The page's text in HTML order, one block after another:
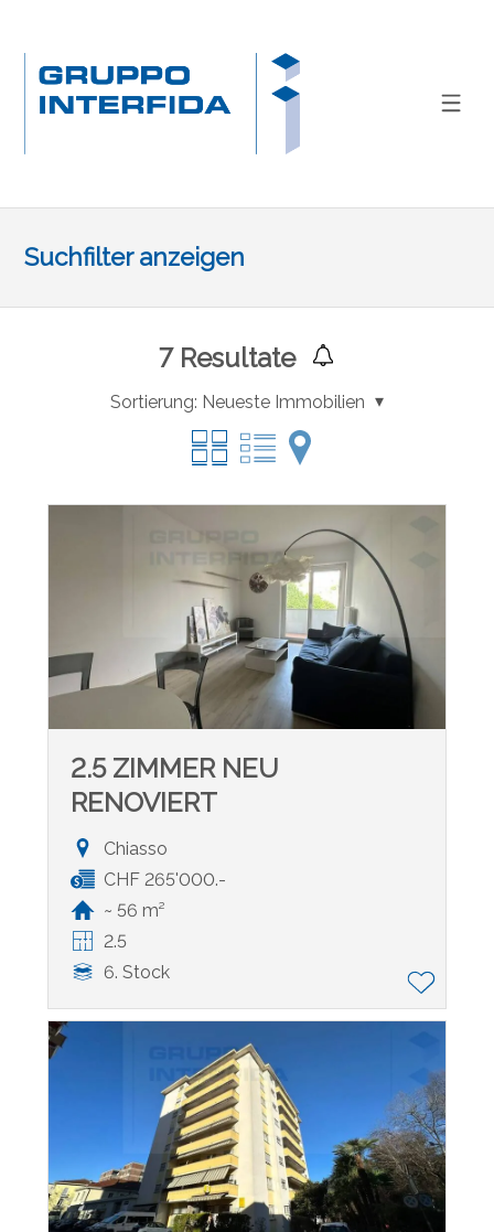
Suchfilter anzeigen
7Resultate
Sortierung: Neueste Immobilien
2.5 ZIMMER NEU
RENOVIERT
Chiasso
CHF 265'000.-
~ 56 m²
2.5
6. Stock